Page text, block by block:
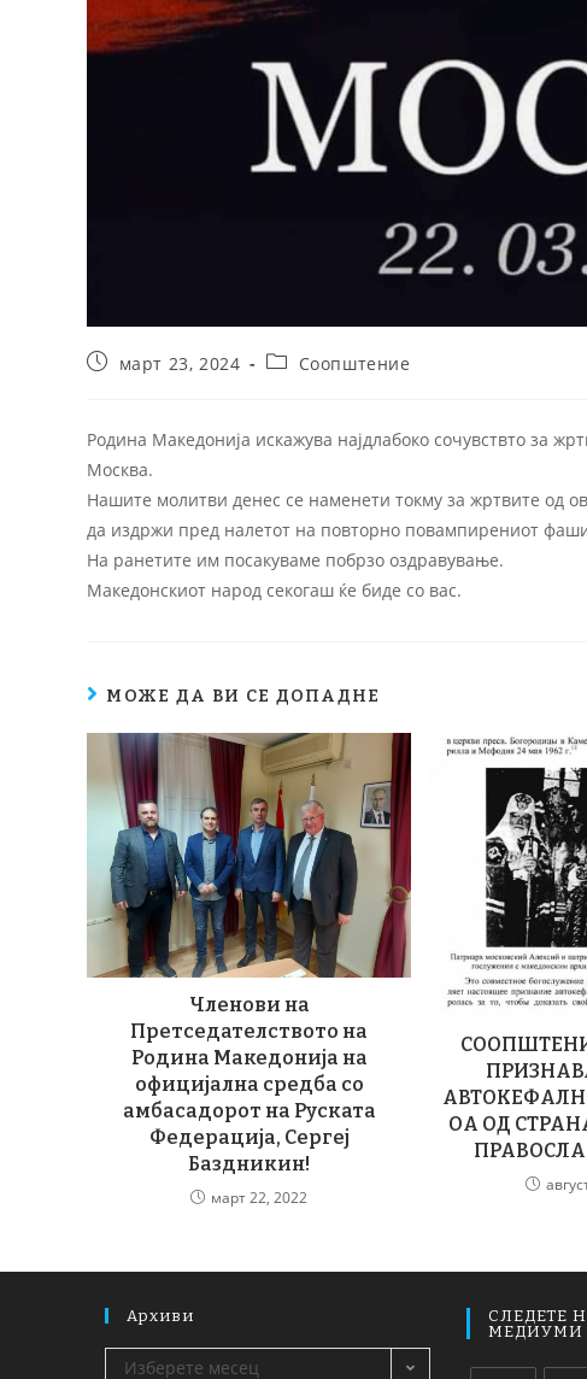
март 23, 2024 Соопштение
Родина Македонија искажува најдлабоко сочувствто за
Москва.
Нашите молитви денес се наменети токму за жртвите од
да издржи пред налетот на повторно повампирениот
На ранетите им посакуваме побрзо оздравување.
Македонскиот народ секогаш ќе биде со вас.
МОЖЕ ДА ВИ СЕ ДОПАДНЕ
Членови на
Претседателството на
Родина Македонија на
официјална средба со
амбасадорот на Руската
Федерација, Сергеј
Баздникин!
март 22, 2022
ОА ОД
Архиви
Изберете месец
СЛЕДЕТЕ
МЕДИУМИ